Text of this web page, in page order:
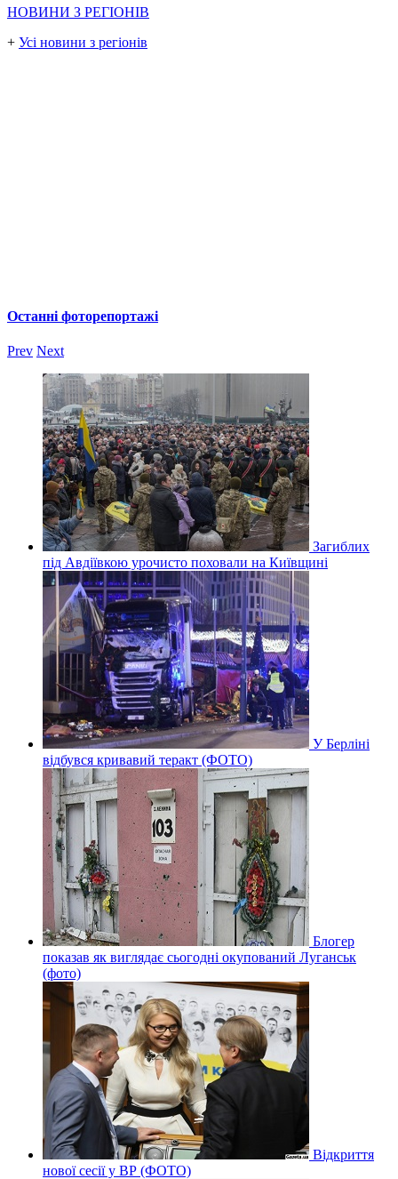
НОВИНИ З РЕГІОНІВ
+ Усі новини з регіонів
Останні фоторепортажі
Prev Next
Загиблих
під Авдіївкою урочисто поховали на Київщині
У Берліні
відбувся кривавий теракт (ФОТО)
Блогер
показав як виглядає сьогодні окупований Луганськ
(фото)
Відкриття
нової сесії у ВР (ФОТО)